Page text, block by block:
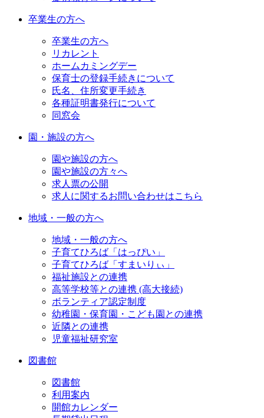
卒業生の方へ
卒業生の方へ
リカレント
ホームカミングデー
保育士の登録手続きについて
氏名、住所変更手続き
各種証明書発行について
同窓会
園・施設の方へ
園や施設の方へ
園や施設の方々へ
求人票の公開
求人に関するお問い合わせはこちら
地域・一般の方へ
地域・一般の方へ
子育てひろば「はっぴい」
子育てひろば「すまいりぃ」
福祉施設との連携
高等学校等との連携 (高大接続)
ボランティア認定制度
幼稚園・保育園・こども園との連携
近隣との連携
児童福祉研究室
図書館
図書館
利用案内
開館カレンダー